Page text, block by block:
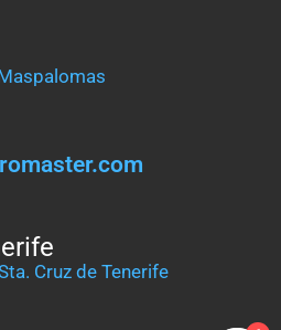
Cruz de Tenerife